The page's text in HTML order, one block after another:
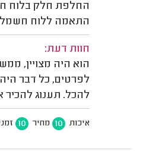
החלפת חלק בלוח
התאמה ללוח חשמל
חוות דעת:
הוא היה מצויין,
לפרטים, כל דבר
להכל. תענוג להכיר
איכות 10 מחיר 10